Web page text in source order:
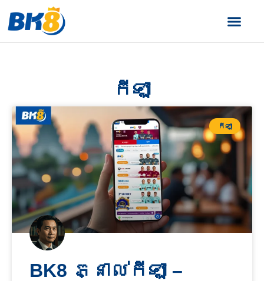
កីឡា
កីឡា
BK8 ភ្នាល់កីឡា –